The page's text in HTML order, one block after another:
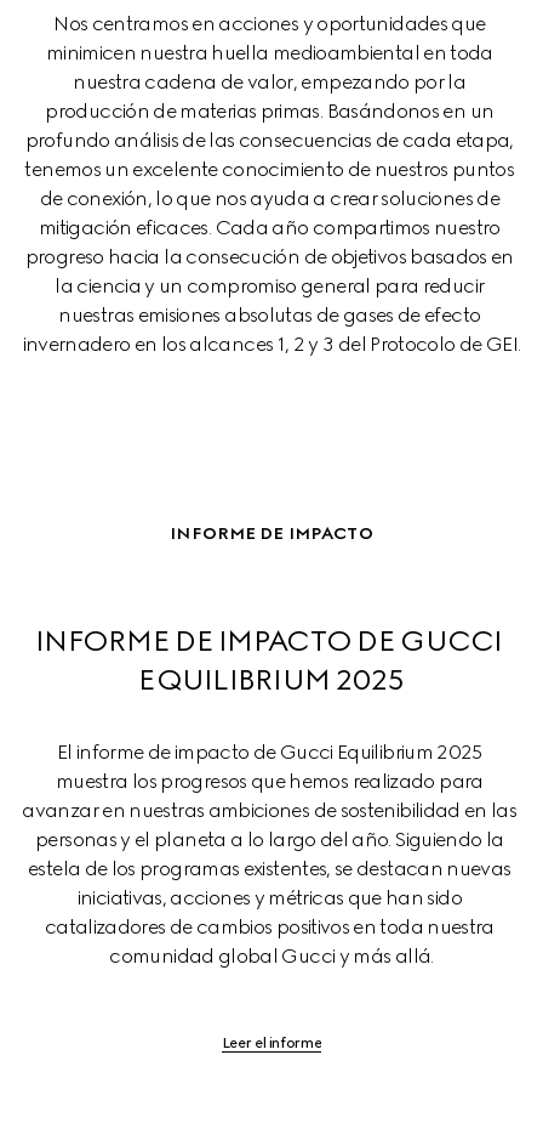
Nos centramos en acciones y oportunidades que
minimicen nuestra huella medioambiental en toda
nuestra cadena de valor, empezando por la
producción de materias primas. Basándonos en un
profundo análisis de las consecuencias de cada etapa,
tenemos un excelente conocimiento de nuestros puntos
de conexión, lo que nos ayuda a crear soluciones de
mitigación eficaces. Cada año compartimos nuestro
progreso hacia la consecución de objetivos basados en
la ciencia y un compromiso general para reducir
nuestras emisiones absolutas de gases de efecto
invernadero en los alcances 1, 2 y 3 del Protocolo de GEI.
INFORME DE IMPACTO
INFORME DE IMPACTO DE GUCCI
EQUILIBRIUM 2025
El informe de impacto de Gucci Equilibrium 2025
muestra los progresos que hemos realizado para
avanzar en nuestras ambiciones de sostenibilidad en las
personas y el planeta a lo largo del año. Siguiendo la
estela de los programas existentes, se destacan nuevas
iniciativas, acciones y métricas que han sido
catalizadores de cambios positivos en toda nuestra
comunidad global Gucci y más allá.
Leer el informe